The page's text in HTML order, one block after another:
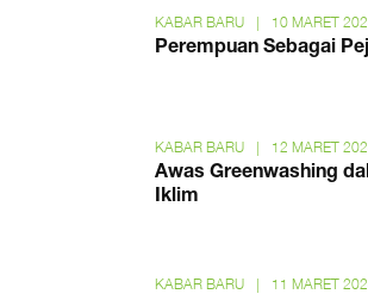
KABAR BARU | 10 MARET
Perempuan Sebagai
KABAR BARU | 12 MARET
Awas Greenwashing
Iklim
KABAR BARU | 11 MARET